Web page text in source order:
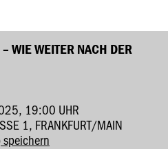
WIE WEITER NACH DER
19:00 UHR
1, FRANKFURT/MAIN